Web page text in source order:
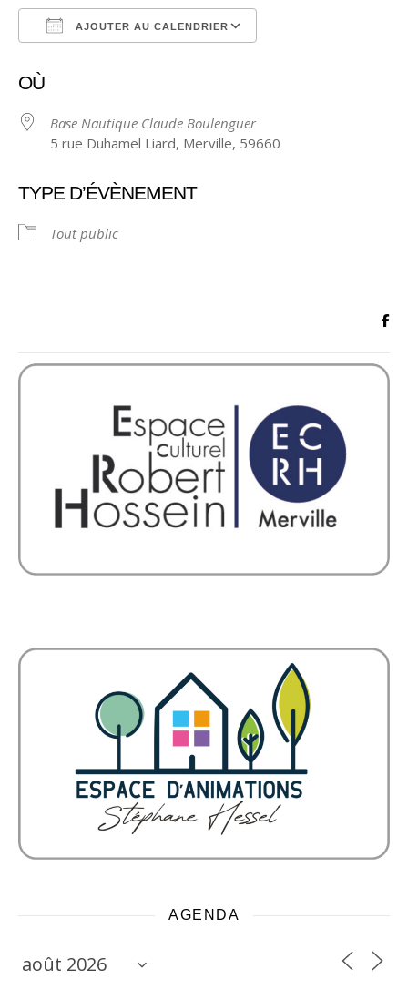
AJOUTER AU CALENDRIER
OÙ
Base Nautique Claude Boulenguer
5 rue Duhamel Liard, Merville, 59660
TYPE D’ÉVÈNEMENT
Tout public
AGENDA